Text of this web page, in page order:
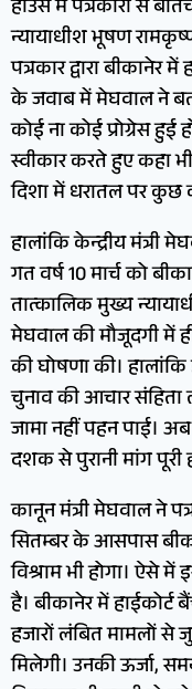
हाउस में पत्रकारों से
न्यायाधीश भूषण
पत्रकार द्वारा बीकानेर
के जवाब में मेघवाल ने
कोई ना कोई प्रोग्रेस हुई
स्वीकार करते हुए कहा
दिशा में धरातल पर
हालांकि केन्द्रीय मंत्री
गत वर्ष 10 मार्च को
तात्कालिक मुख्य
मेघवाल की मौजूदगी में
की घोषणा की।
चुनाव की आचार
जामा नहीं पहन पाई।
दशक से पुरानी मांग पूरी
कानून मंत्री मेघवाल ने
सितम्बर के आसपास
विश्राम भी होगा। ऐसे
है। बीकानेर में हाईकोर्ट
हजारों लंबित मामलों से
मिलेगी। उनकी ऊर्जा,